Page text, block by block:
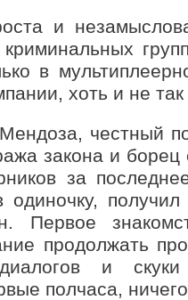
и
в
хоть и не
честный
закона и борец
за
Первое
продолжать
и
полчаса,